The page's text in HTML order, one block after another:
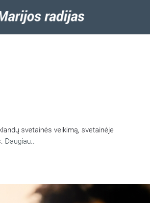
svetainės veikimą, svetainėje
Daugiau..